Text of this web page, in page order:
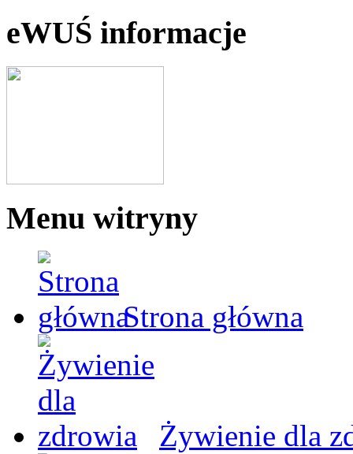
eWUŚ informacje
Menu witryny
Strona główna
Żywienie dla